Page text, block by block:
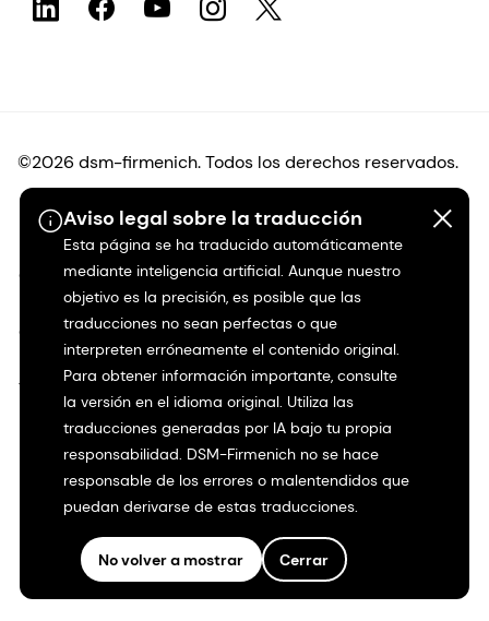
Aviso legal sobre la traducción
Esta página se ha traducido automáticamente
mediante inteligencia artificial. Aunque nuestro
objetivo es la precisión, es posible que las
traducciones no sean perfectas o que
interpreten erróneamente el contenido original.
Para obtener información importante, consulte
la versión en el idioma original. Utiliza las
traducciones generadas por IA bajo tu propia
responsabilidad. DSM-Firmenich no se hace
responsable de los errores o malentendidos que
puedan derivarse de estas traducciones.
No volver a mostrar Cerrar
©2026 dsm-firmenich. Todos los derechos reservados.
Protección de datos
Condiciones de uso
Condiciones generales
Transparencia en California
Declaración de accesibilidad
Información jurídica
Mapa del sitio